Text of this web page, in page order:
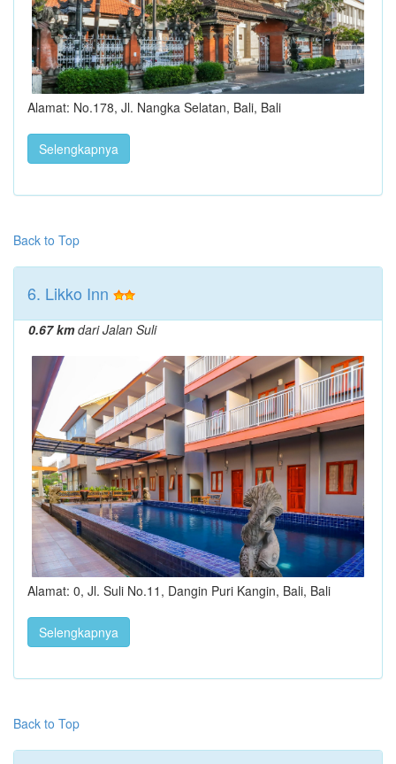
Alamat: No.178, Jl. Nangka Selatan, Bali, Bali
Selengkapnya
Back to Top
6. Likko Inn
0.67 kmdari Jalan Suli
Alamat: 0, Jl. Suli No.11, Dangin Puri Kangin, Bali, Bali
Selengkapnya
Back to Top